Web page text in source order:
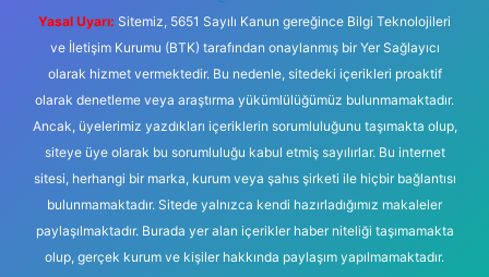
Yasal Uyarı: Sitemiz, 5651 Sayılı Kanun gereğince Bilgi Teknolojileri
ve İletişim Kurumu (BTK) tarafından onaylanmış bir Yer Sağlayıcı
olarak hizmet vermektedir. Bu nedenle, sitedeki içerikleri proaktif
olarak denetleme veya araştırma yükümlülüğümüz bulunmamaktadır.
Ancak, üyelerimiz yazdıkları içeriklerin sorumluluğunu taşımakta olup,
siteye üye olarak bu sorumluluğu kabul etmiş sayılırlar. Bu internet
sitesi, herhangi bir marka, kurum veya şahıs şirketi ile hiçbir bağlantısı
bulunmamaktadır. Sitede yalnızca kendi hazırladığımız makaleler
paylaşılmaktadır. Burada yer alan içerikler haber niteliği taşımamakta
olup, gerçek kurum ve kişiler hakkında paylaşım yapılmamaktadır.